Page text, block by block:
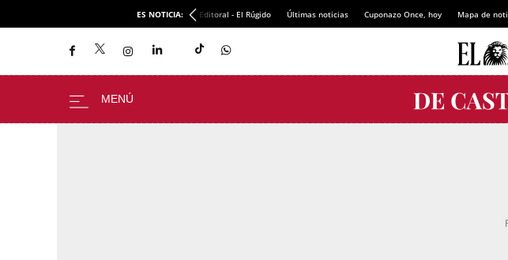
ES NOTICIA: Editoral - El Rúgido Últimas noticias Cuponazo Once, hoy Mapa de